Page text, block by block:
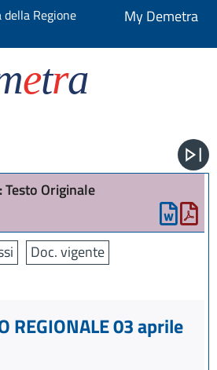
Regione
My Demetra
etra
Originale
Doc. vigente
REGIONALE 03 aprile